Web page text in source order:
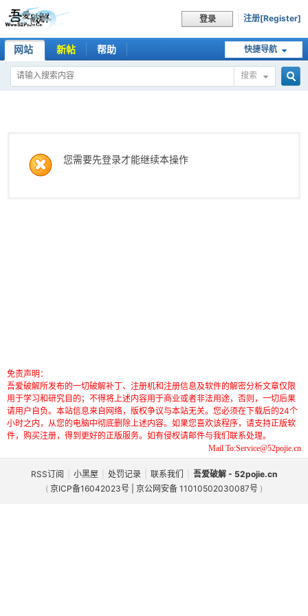
登录 注册[Register]
快捷导航
网站 新帖 帮助
搜索
您需要先登录才能继续本操作
免责声明：
吾爱破解所发布的一切破解补丁、注册机和注册信息及软件的解密分析文章仅限
用于学习和研究目的；不得将上述内容用于商业或者非法用途，否则，一切后果
请用户自负。本站信息来自网络，版权争议与本站无关。您必须在下载后的24个
小时之内，从您的电脑中彻底删除上述内容。如果您喜欢该程序，请支持正版软
件，购买注册，得到更好的正版服务。如有侵权请邮件与我们联系处理。
Mail To:Service@52pojie.cn
RSS订阅 小黑屋 处罚记录 联系我们
吾爱破解 - 52pojie.cn
( 京ICP备16042023号 | 京公网安备 11010502030087号 )